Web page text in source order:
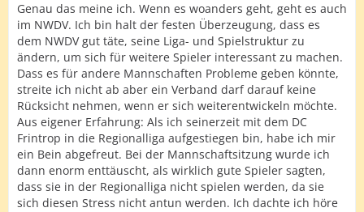
Genau das meine ich. Wenn es woanders geht, geht es auch
im NWDV. Ich bin halt der festen Überzeugung, dass es
dem NWDV gut täte, seine Liga- und Spielstruktur zu
ändern, um sich für weitere Spieler interessant zu machen.
Dass es für andere Mannschaften Probleme geben könnte,
streite ich nicht ab aber ein Verband darf darauf keine
Rücksicht nehmen, wenn er sich weiterentwickeln möchte.
Aus eigener Erfahrung: Als ich seinerzeit mit dem DC
Frintrop in die Regionalliga aufgestiegen bin, habe ich mir
ein Bein abgefreut. Bei der Mannschaftsitzung wurde ich
dann enorm enttäuscht, als wirklich gute Spieler sagten,
dass sie in der Regionalliga nicht spielen werden, da sie
sich diesen Stress nicht antun werden. Ich dachte ich höre